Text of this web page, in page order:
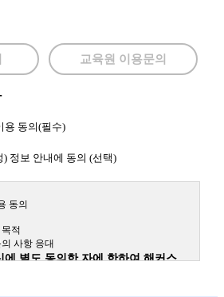
교육원 이용문의
용 동의(필수)
정보 안내에 동의 (선택)
동의
적
사항 응대
에 별도 동의한 자에 한하여 해커스
롯한 해커스 교육그룹의 새로운 서